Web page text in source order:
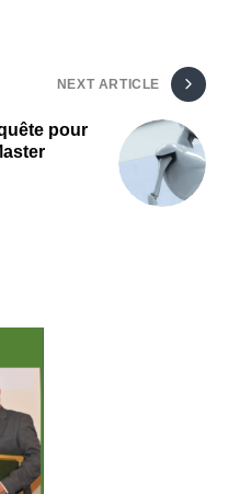
NEXT ARTICLE
pour